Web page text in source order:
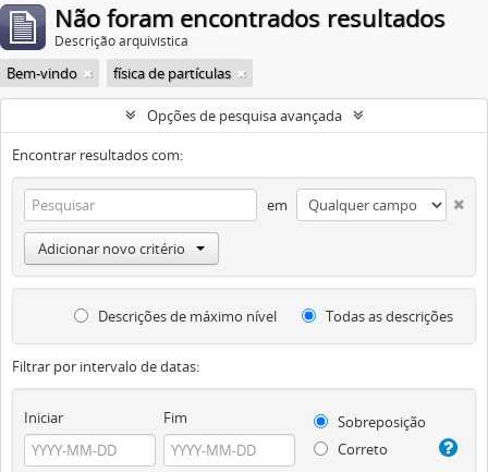
Não foram encontrados resultados
Descrição arquivística
Bem-vindo física de partículas
Opções de pesquisa avançada
Encontrar resultados com:
em
Adicionar novo critério
Descrições de máximo nível Todas as descrições
Filtrar por intervalo de datas:
Iniciar Fim
Sobreposição
Correto